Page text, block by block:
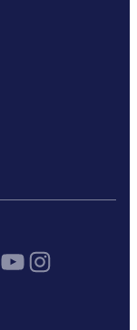
YouTube